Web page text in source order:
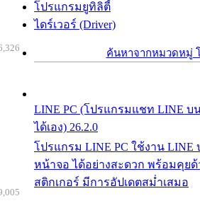
โปรแกรมยูทิลิตี้
ไดร์เวอร์ (Driver)
ค้นหาจากหมวดหมู่
LINE PC (โปรแกรมแชท LINE บ
ได้เอง) 26.2.0
โปรแกรม LINE PC ใช้งาน
หน้าจอ ได้อย่างสะดวก พร้อมคุยด้
สติกเกอร์ มีการอัปเดตสม่ำเสมอ